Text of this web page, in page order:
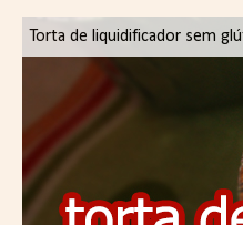
Torta de liquidificador sem